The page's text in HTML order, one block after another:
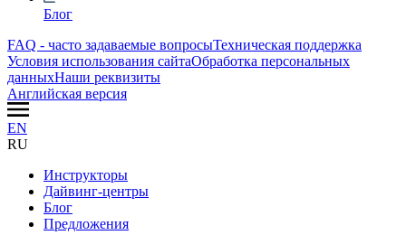
Блог
FAQ - часто задаваемые вопросыТехническая поддержка
Условия использования сайтаОбработка персональных
данныхНаши реквизиты
Английская версия
EN
RU
Инструкторы
Дайвинг-центры
Блог
Предложения